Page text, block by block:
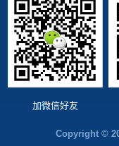
加微信好友
Copyright ©